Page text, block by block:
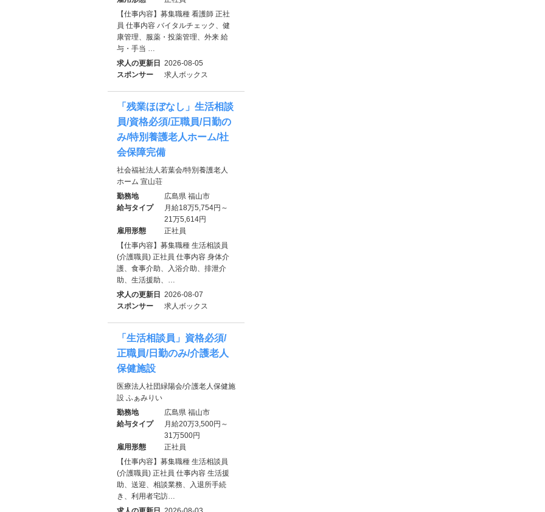
【仕事内容】募集職種 看護師 正社
員 仕事内容 バイタルチェック、健
康管理、服薬・投薬管理、外来 給
与・手当 …
求人の更新日 2026-08-05
スポンサー
求人ボックス
「残業ほぼなし」生活相談
員/資格必須/正職員/日勤の
み/特別養護老人ホーム/社
会保障完備
社会福祉法人若葉会/特別養護老人
ホーム 宣山荘
勤務地
広島県 福山市
給与タイプ
月給18万5,754円～
21万5,614円
雇用形態
正社員
【仕事内容】募集職種 生活相談員
(介護職員) 正社員 仕事内容 身体介
護、食事介助、入浴介助、排泄介
助、生活援助、…
求人の更新日 2026-08-07
スポンサー
求人ボックス
「生活相談員」資格必須/
正職員/日勤のみ/介護老人
保健施設
医療法人社団緑陽会/介護老人保健施
設 ふぁみりい
勤務地
広島県 福山市
給与タイプ
月給20万3,500円～
31万500円
雇用形態
正社員
【仕事内容】募集職種 生活相談員
(介護職員) 正社員 仕事内容 生活援
助、送迎、相談業務、入退所手続
き、利用者宅訪…